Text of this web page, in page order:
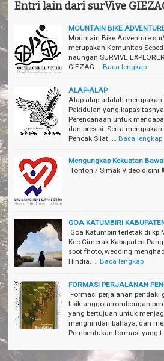
Entri lain dari surVive
MOUNTAIN BIKE
Mountain Bike Adventure
merupakan Komunitas
naungan SURVIVE
GIEZAG.…
Baca lengkap
ALAP-ALAP
Alap-alap adalah
Pakidulan yang
Perencanaan untuk
dan presisi. Serta
Pencak Silat. …
Baca lengkap
Mengungkap Kekuatan
Tonton / Simak Video disini
GOA KATUMBIRI
Goa Katumbiri terletak di
Kec.Cimerak Kabupaten
spot fhoto, wedding
Hindia. …
Baca lengkap
FORMASI PERJALANAN
Formasi perjalanan pendaki
fisik anggota rombongan
yang bertujuan untuk
menghindari bahaya, dan
Pembentukan formasi yang t…